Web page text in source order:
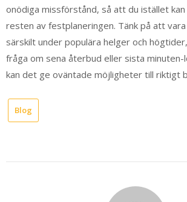
onödiga missförstånd, så att du istället kan
resten av festplaneringen. Tänk på att
särskilt under populära helger och
fråga om sena återbud eller sista minuten-
kan det ge oväntade möjligheter till riktigt
Blog